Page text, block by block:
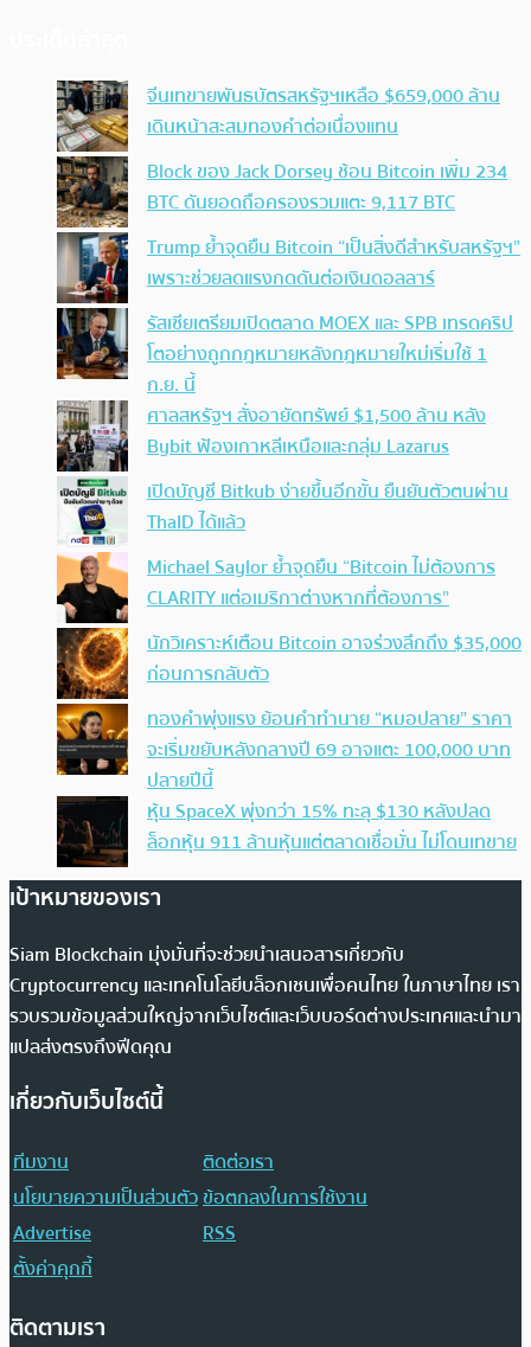
จีนเทขายพันธบัตรสหรัฐฯเหลือ $659,000 ล้าน
เดินหน้าสะสมทองคำต่อเนื่องแทน
Block ของ Jack Dorsey ช้อน Bitcoin เพิ่ม 234
BTC ดันยอดถือครองรวมแตะ 9,117 BTC
Trump ย้ำจุดยืน Bitcoin “เป็นสิ่งดีสำหรับสหรัฐฯ”
เพราะช่วยลดแรงกดดันต่อเงินดอลลาร์
รัสเซียเตรียมเปิดตลาด MOEX และ SPB เทรดคริป
โตอย่างถูกกฎหมายหลังกฎหมายใหม่เริ่มใช้ 1
ก.ย. นี้
ศาลสหรัฐฯ สั่งอายัดทรัพย์ $1,500 ล้าน หลัง
Bybit ฟ้องเกาหลีเหนือและกลุ่ม Lazarus
เปิดบัญชี Bitkub ง่ายขึ้นอีกขั้น ยืนยันตัวตนผ่าน
ThaID ได้แล้ว
Michael Saylor ย้ำจุดยืน “Bitcoin ไม่ต้องการ
CLARITY แต่อเมริกาต่างหากที่ต้องการ”
นักวิเคราะห์เตือน Bitcoin อาจร่วงลึกถึง $35,000
ก่อนการกลับตัว
ทองคำพุ่งแรง ย้อนคำทำนาย “หมอปลาย” ราคา
จะเริ่มขยับหลังกลางปี 69 อาจแตะ 100,000 บาท
ปลายปีนี้
หุ้น SpaceX พุ่งกว่า 15% ทะลุ $130 หลังปลด
ล็อกหุ้น 911 ล้านหุ้นแต่ตลาดเชื่อมั่น ไม่โดนเทขาย
เป้าหมายของเรา
Siam Blockchain มุ่งมั่นที่จะช่วยนำเสนอสารเกี่ยวกับ
Cryptocurrency และเทคโนโลยีบล็อกเชนเพื่อคนไทย ในภาษาไทย เรา
รวบรวมข้อมูลส่วนใหญ่จากเว็บไซต์และเว็บบอร์ดต่างประเทศและนำมา
แปลส่งตรงถึงฟีดคุณ
เกี่ยวกับเว็บไซต์นี้
ทีมงาน
ติดต่อเรา
นโยบายความเป็นส่วนตัวข้อตกลงในการใช้งาน
Advertise
RSS
ตั้งค่าคุกกี้
ติดตามเรา